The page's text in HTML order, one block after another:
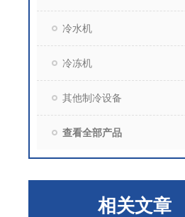
冷水机
冷冻机
其他制冷设备
查看全部产品
相关文章